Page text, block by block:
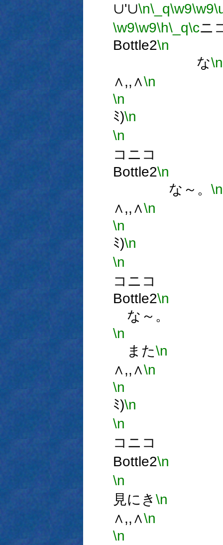
∪'∪\n\_q\w9\w9
\w9\w9\h\_q\cニ
Bottle2\n
な\n
∧,,∧\n
\n
ﾐ)\n
\n
コニコ
Bottle2\n
な～。 \n
∧,,∧\n
\n
ﾐ)\n
\n
コニコ
Bottle2\n
な～。
\n
また\n
∧,,∧\n
\n
ﾐ)\n
\n
コニコ
Bottle2\n
\n
見にき \n
∧,,∧\n
\n